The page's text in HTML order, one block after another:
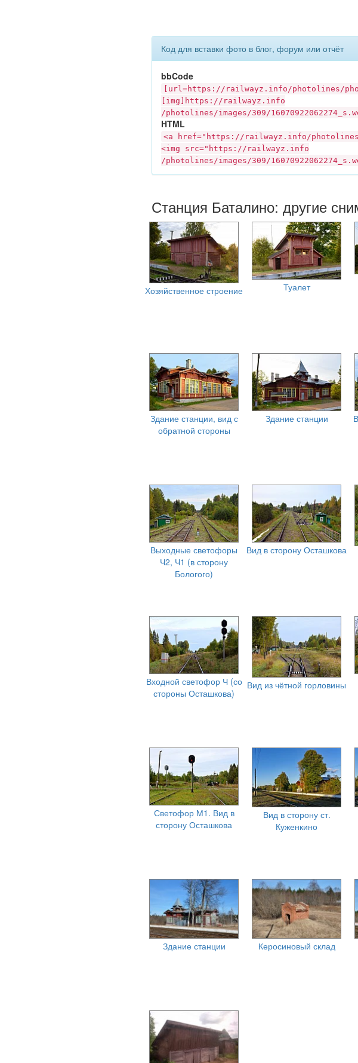
Код для вставки фото в блог, форум или отчёт
bbCode
[url=https:// railwayz.info /photolines/
[img]https:// railwayz.info
/photolines/images/309/
HTML
<a href="https:// railwayz.info /
<img src="https:// railwayz.info
/photolines/images/309/
Станция Баталино: другие
Хозяйственное строение Туалет
Здание станции, вид с
обратной стороны
Здание станции
Выходные светофоры
Ч2, Ч1 (в сторону
Бологого)
Вид в сторону Осташкова
Входной светофор Ч (со
стороны Осташкова)
Вид из чётной горловины
Светофор М1. Вид в
сторону Осташкова
Вид в сторону ст.
Куженкино
Здание станции Керосиновый склад